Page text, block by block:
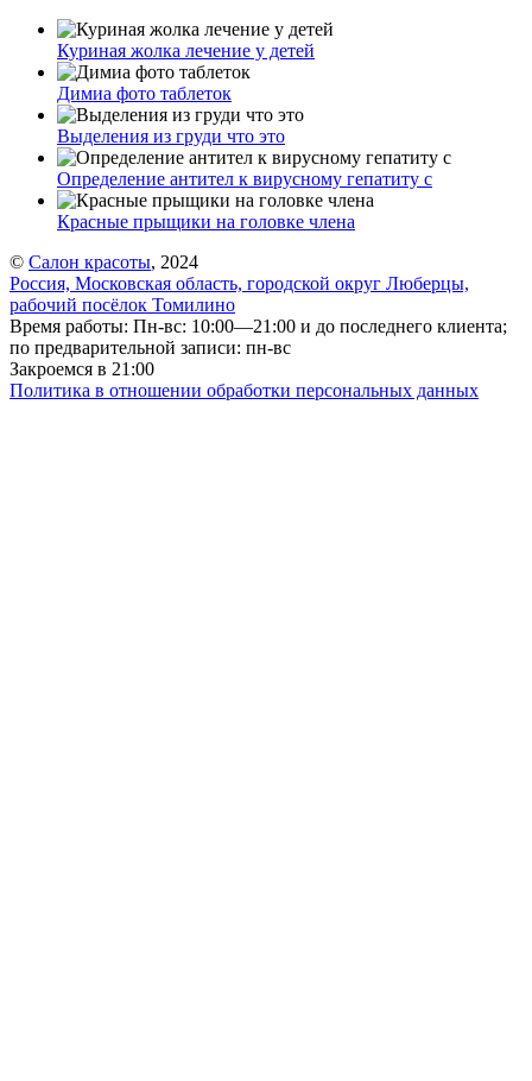
Куриная жолка лечение у детей
Димиа фото таблеток
Выделения из груди что это
Определение антител к вирусному гепатиту с
Красные прыщики на головке члена
© Салон красоты, 2024
Россия, Московская область, городской округ Люберцы,
рабочий посёлок Томилино
Время работы: Пн-вс: 10:00—21:00 и до последнего клиента;
по предварительной записи: пн-вс
Закроемся в 21:00
Политика в отношении обработки персональных данных